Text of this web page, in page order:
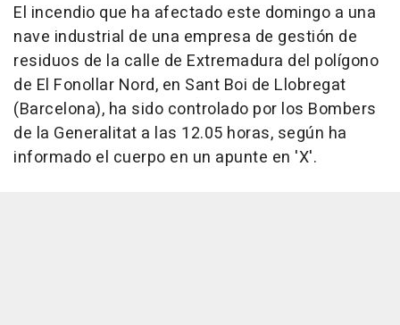
El incendio que ha afectado este domingo a una
nave industrial de una empresa de gestión de
residuos de la calle de Extremadura del polígono
de El Fonollar Nord, en Sant Boi de Llobregat
(Barcelona), ha sido controlado por los Bombers
de la Generalitat a las 12.05 horas, según ha
informado el cuerpo en un apunte en 'X'.